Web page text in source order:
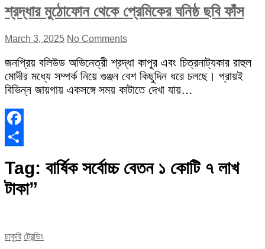
শ্রদ্ধার মুঠোফোন থেকে প্রেমিকের ঘনিষ্ঠ ছবি ফাঁস
March 3, 2025 No Comments
জনপ্রিয় বলিউড অভিনেত্রী শ্রদ্ধা কাপুর এবং চিত্রনাট্যকার রাহুল
মোদীর মধ্যে সম্পর্ক নিয়ে গুঞ্জন বেশ কিছুদিন ধরে চলছে। প্রায়ই
বিভিন্ন জায়গায় একসঙ্গে সময় কাটাতে দেখা যায়…
Facebook
Tag: বার্ষিক সর্বোচ্চ বেতন ১ কোটি ৭ লাখ
টাকা”
চাকুরি ট্রেন্ডিং